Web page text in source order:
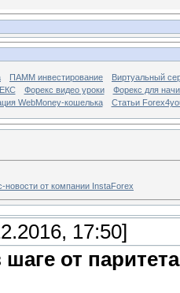
ПАММ инвестирование
Виртуальный
Форекс видео уроки
Форекс для
WebMoney-кошелька
Статьи
новости от компании InstaForex
17:50]
от паритета